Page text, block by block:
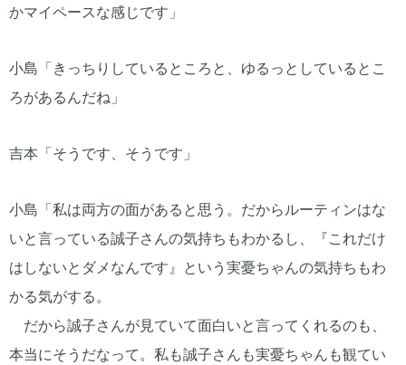
かマイペースな感じです」
小島「きっちりしているところと、ゆるっとしているとこ
ろがあるんだね」
吉本「そうです、そうです」
小島「私は両方の面があると思う。だからルーティンはな
いと言っている誠子さんの気持ちもわかるし、『これだけ
はしないとダメなんです』という実憂ちゃんの気持ちもわ
かる気がする。
だから誠子さんが見ていて面白いと言ってくれるのも、
本当にそうだなって。私も誠子さんも実憂ちゃんも観てい